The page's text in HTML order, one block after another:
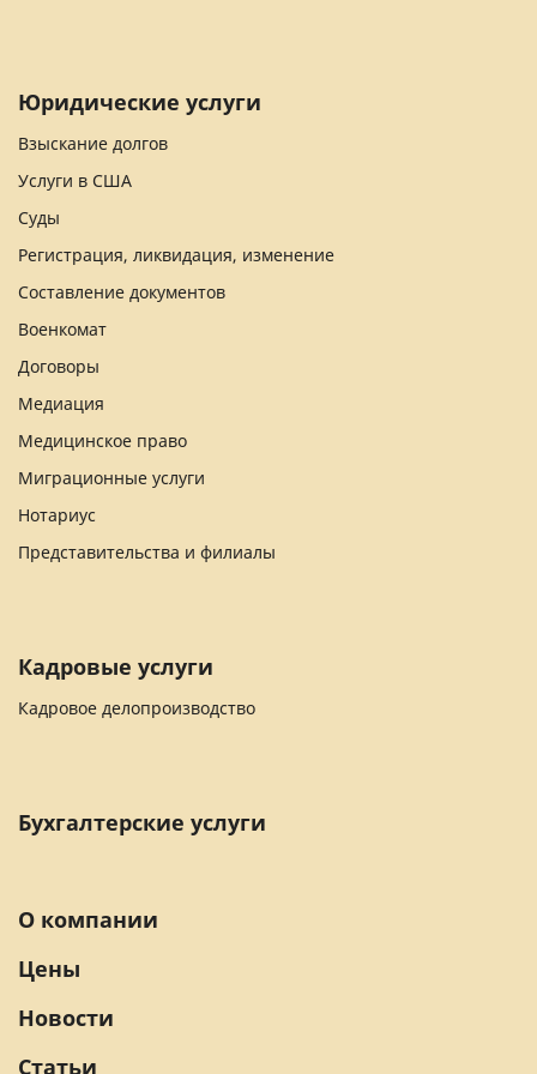
Юридические услуги
Взыскание долгов
Услуги в США
Суды
Регистрация, ликвидация, изменение
Составление документов
Военкомат
Договоры
Медиация
Медицинское право
Миграционные услуги
Нотариус
Представительства и филиалы
Кадровые услуги
Кадровое делопроизводство
Бухгалтерские услуги
О компании
Цены
Новости
Статьи